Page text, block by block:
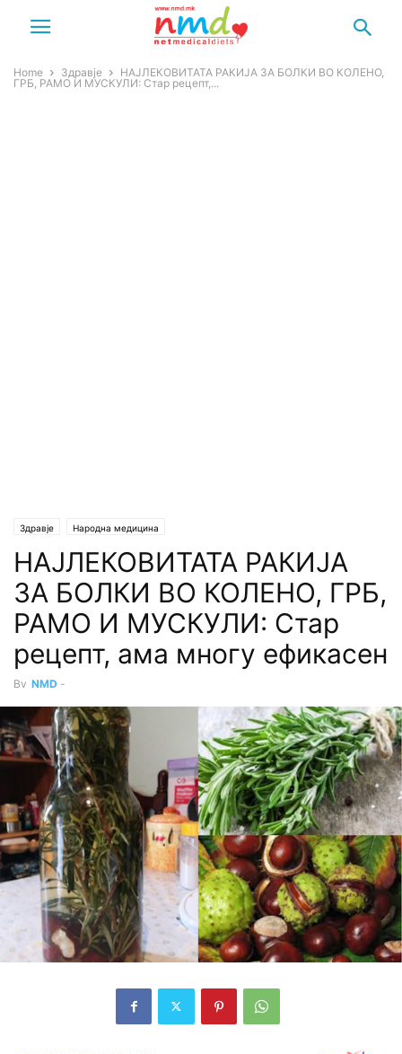
Home Здравје
НАЈЛЕКОВИТАТА РАКИЈА ЗА БОЛКИ ВО КОЛЕНО,
ГРБ, РАМО И МУСКУЛИ: Стар рецепт,...
Здравје Народна медицина
НАЈЛЕКОВИТАТА РАКИЈА
ЗА БОЛКИ ВО КОЛЕНО, ГРБ,
РАМО И МУСКУЛИ: Стар
рецепт, ама многу ефикасен
By NMD -